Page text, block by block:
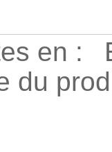
en :
du